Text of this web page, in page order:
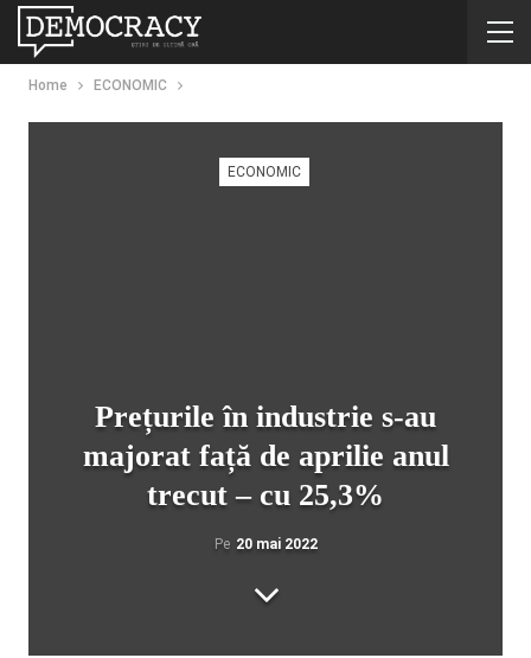
Home ECONOMIC
ECONOMIC
Prețurile în industrie s-au
majorat față de aprilie anul
trecut – cu 25,3%
Pe 20 mai 2022